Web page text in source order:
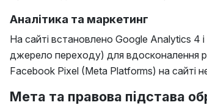
Аналітика та маркетинг
На сайті встановлено Google Analytics 4 і
джерело переходу) для вдосконалення
Facebook Pixel (Meta Platforms) на сайті
Мета та правова підстава